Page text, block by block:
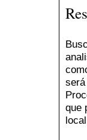
que